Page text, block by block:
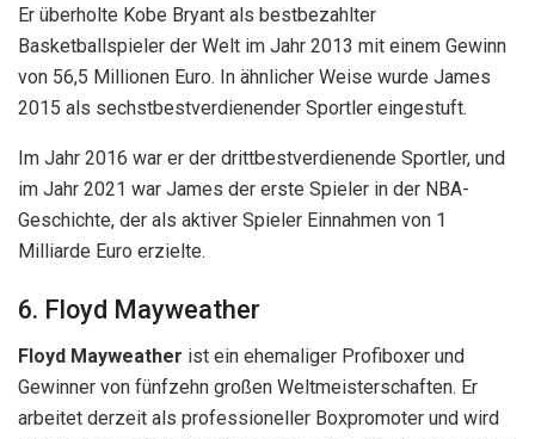
Er überholte Kobe Bryant als bestbezahlter
Basketballspieler der Welt im Jahr 2013 mit einem Gewinn
von 56,5 Millionen Euro. In ähnlicher Weise wurde James
2015 als sechstbestverdienender Sportler eingestuft.
Im Jahr 2016 war er der drittbestverdienende Sportler, und
im Jahr 2021 war James der erste Spieler in der NBA-
Geschichte, der als aktiver Spieler Einnahmen von 1
Milliarde Euro erzielte.
6. Floyd Mayweather
Floyd Mayweather ist ein ehemaliger Profiboxer und
Gewinner von fünfzehn großen Weltmeisterschaften. Er
arbeitet derzeit als professioneller Boxpromoter und wird